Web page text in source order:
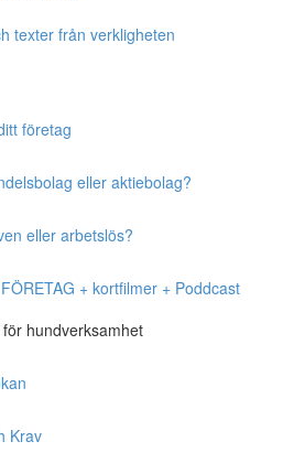
texter från verkligheten
företag
eller aktiebolag?
eller arbetslös?
+ kortfilmer + Poddcast
hundverksamhet
Krav